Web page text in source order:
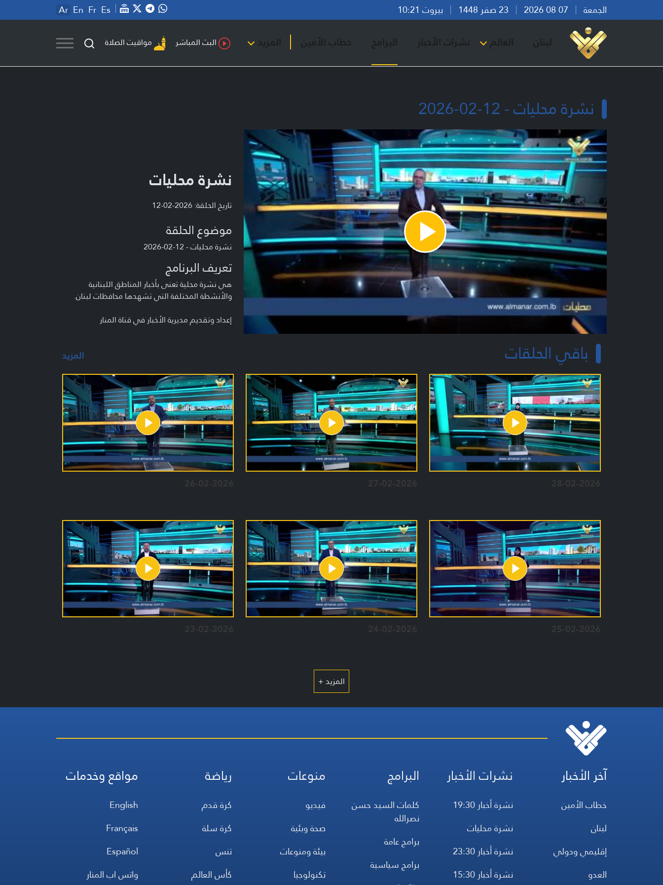
الجمعة بيروت 10:21 Ar En Fr Es
لبنان العالم نشرات الأخبار البرامج خطاب الأمين المزيد البث المباشر مواقيت الصلاة
نشرة محليات - 12-02-2026
Play
Video
نشرة محليات
تاريخ الحلقة: 2026-02-12
موضوع الحلقة
نشرة محليات - 12-02-2026
تعريف البرنامج
هي نشرة محلية تعنى بأخبار المناطق اللبنانية
والأنشطة المختلفة التي تشهدها محافظات لبنان.
إعداد وتقديم مديرية الأخبار في قناة المنار
باقي الحلقات المزيد
28-02-2026
27-02-2026
26-02-2026
25-02-2026
24-02-2026
23-02-2026
المزيد +
آخر الأخبار
خطاب الأمين
لبنان
إقليمي ودولي
العدو
نشرات الأخبار
نشرة أخبار 19:30
نشرة محليات
نشرة أخبار 23:30
نشرة أخبار 15:30
البرامج
كلمات السيد حسن
نصرالله
برامج عامة
برامج سياسية
منوعات
فيديو
صحة وبئية
بيئة ومنوعات
تكنولوجيا
رياضة
كرة قدم
كرة سلة
تنس
كأس العالم
مواقع وخدمات
English
Français
Español
واتس اب المنار